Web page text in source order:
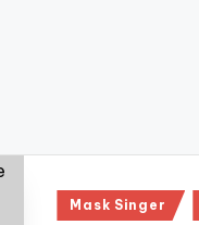
Publicado
Mask Singer